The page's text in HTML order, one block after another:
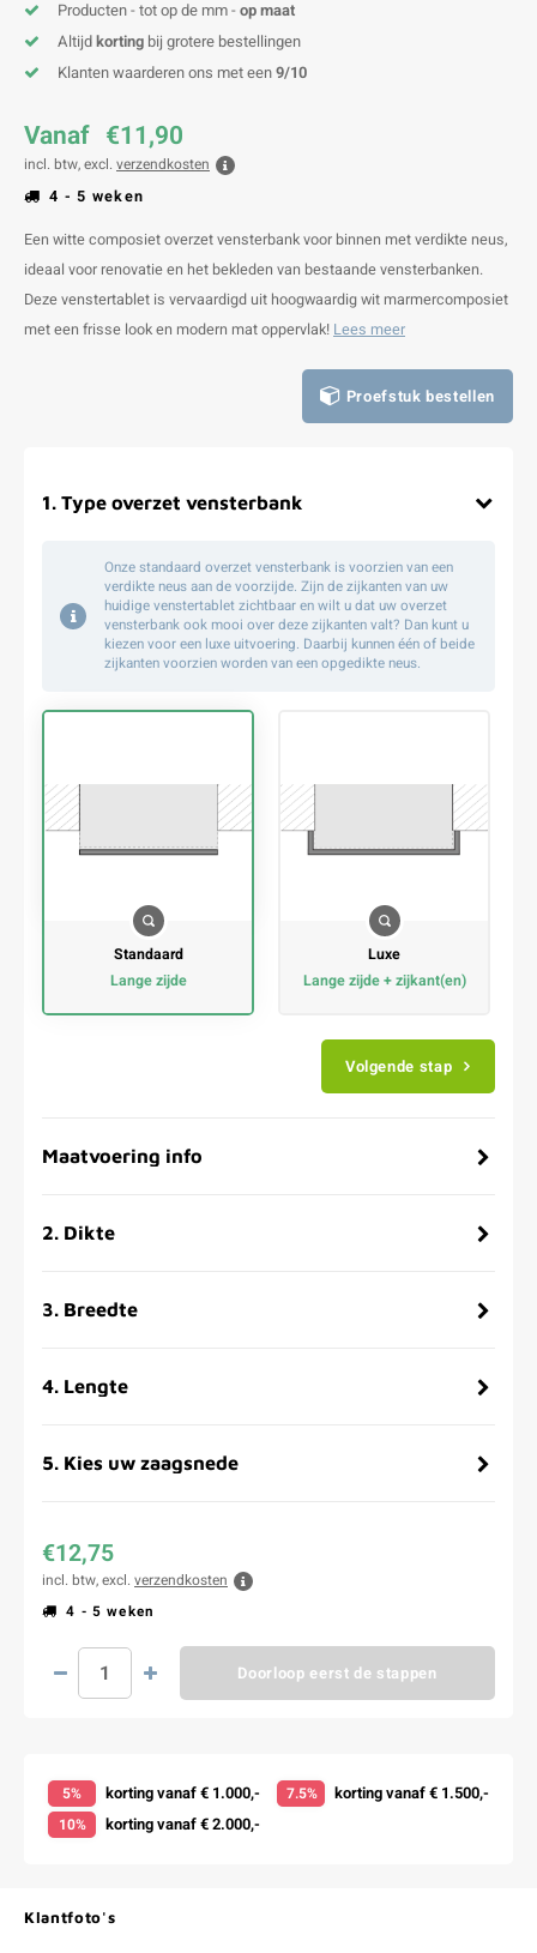
Producten - tot op de mm -op maat
Altijdkorting bij grotere bestellingen
Klanten waarderen ons met een9/10
Vanaf €11,90
incl. btw, excl. verzendkosten
4 - 5 weken
Een witte composiet overzet vensterbank voor binnen met verdikte neus,
ideaal voor renovatie en het bekleden van bestaande vensterbanken.
Deze venstertablet is vervaardigd uit hoogwaardig wit marmercomposiet
met een frisse look en modern mat oppervlak! Lees meer
Proefstuk bestellen
1. Type overzet vensterbank
Onze standaard overzet vensterbank is voorzien van een
verdikte neus aan de voorzijde. Zijn de zijkanten van uw
huidige venstertablet zichtbaar en wilt u dat uw overzet
vensterbank ook mooi over deze zijkanten valt? Dan kunt u
kiezen voor een luxe uitvoering. Daarbij kunnen één of beide
zijkanten voorzien worden van een opgedikte neus.
Standaard
lange zijde
Luxe
lange zijde + zijkant(en)
Volgende stap
Maatvoering info
2. Dikte
3. Breedte
4. Lengte
5. Kies uw zaagsnede
€12,75
incl. btw, excl. verzendkosten
4 - 5 weken
Doorloop eerst de stappen
5% korting vanaf € 1.000,- 7.5% korting vanaf € 1.500,-
10% korting vanaf € 2.000,-
Klantfoto's